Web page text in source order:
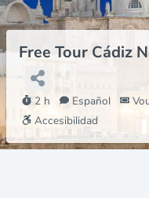
Free Tour Cádiz
2 h Español
Accesibilidad